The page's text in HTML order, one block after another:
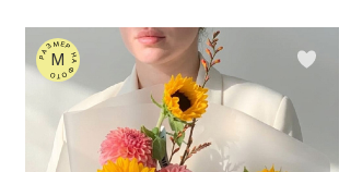
РАЗМЕР НА ФОТО
M